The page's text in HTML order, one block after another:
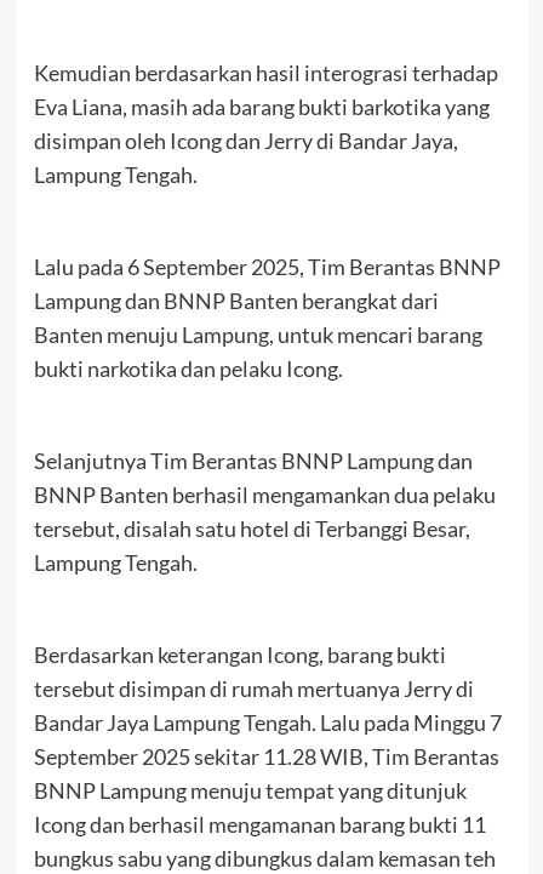
Kemudian berdasarkan hasil interograsi terhadap
Eva Liana, masih ada barang bukti barkotika yang
disimpan oleh Icong dan Jerry di Bandar Jaya,
Lampung Tengah.
Lalu pada 6 September 2025, Tim Berantas BNNP
Lampung dan BNNP Banten berangkat dari
Banten menuju Lampung, untuk mencari barang
bukti narkotika dan pelaku Icong.
Selanjutnya Tim Berantas BNNP Lampung dan
BNNP Banten berhasil mengamankan dua pelaku
tersebut, disalah satu hotel di Terbanggi Besar,
Lampung Tengah.
Berdasarkan keterangan Icong, barang bukti
tersebut disimpan di rumah mertuanya Jerry di
Bandar Jaya Lampung Tengah. Lalu pada Minggu 7
September 2025 sekitar 11.28 WIB, Tim Berantas
BNNP Lampung menuju tempat yang ditunjuk
Icong dan berhasil mengamanan barang bukti 11
bungkus sabu yang dibungkus dalam kemasan teh